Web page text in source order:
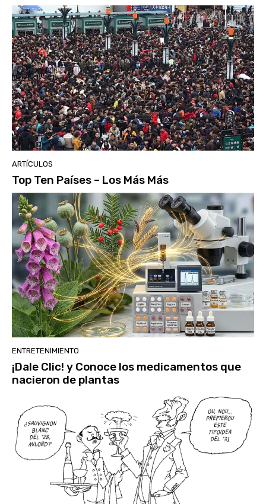
ARTÍCULOS
Top Ten Países – Los Más Más
ENTRETENIMIENTO
¡Dale Clic! y Conoce los medicamentos que
nacieron de plantas